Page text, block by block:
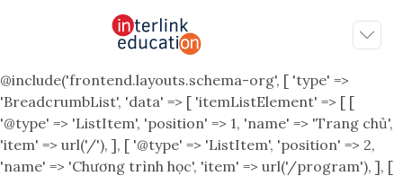
@include('frontend.layouts.schema-org', [ 'type' =>
'BreadcrumbList', 'data' => [ 'itemListElement' => [ [
'@type' => 'ListItem', 'position' => 1, 'name' => 'Trang chủ',
'item' => url('/'), ], [ '@type' => 'ListItem', 'position' => 2,
'name' => 'Chương trình học', 'item' => url('/program'), ], [